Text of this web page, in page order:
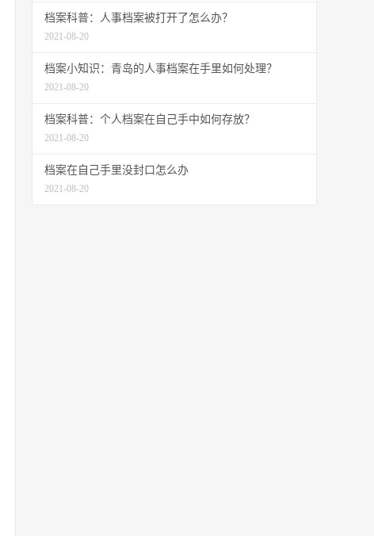
档案科普：人事档案被打开了怎么办？
2021-08-20
档案小知识：青岛的人事档案在手里如何处理？
2021-08-20
档案科普：个人档案在自己手中如何存放？
2021-08-20
档案在自己手里没封口怎么办
2021-08-20